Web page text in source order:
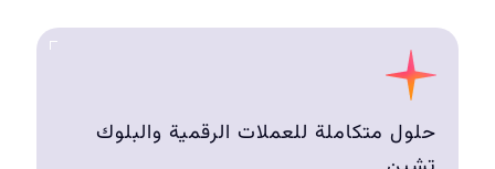
حلول متكاملة للعملات الرقمية والبلوك